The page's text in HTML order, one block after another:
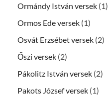
Ormándy István versek (1)
Ormos Ede versek (1)
Osvát Erzsébet versek (2)
Őszi versek (2)
Pákolitz István versek (2)
Pakots József versek (1)